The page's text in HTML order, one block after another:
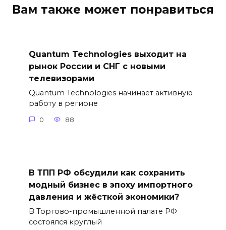
Вам также может понравиться
Quantum Technologies выходит на
рынок России и СНГ с новыми
телевизорами
Quantum Technologies начинает активную
работу в регионе
0 88
В ТПП РФ обсудили как сохранить
модный бизнес в эпоху импортного
давления и жёсткой экономики?
В Торгово-промышленной палате РФ
состоялся круглый